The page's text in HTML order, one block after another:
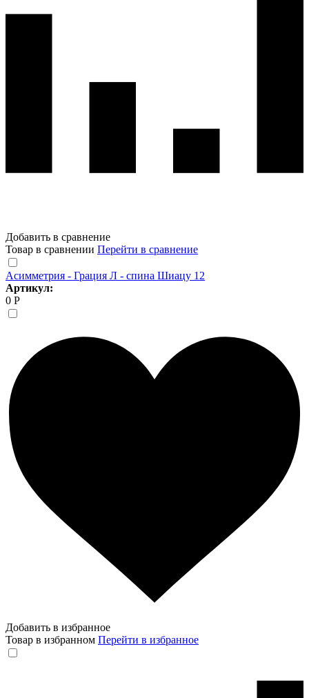
Добавить в сравнение
Товар в сравнении Перейти в сравнение
Асимметрия - Грация Л - спина Шиацу 12
Артикул:
0 Р
Добавить в избранное
Товар в избранном Перейти в избранное